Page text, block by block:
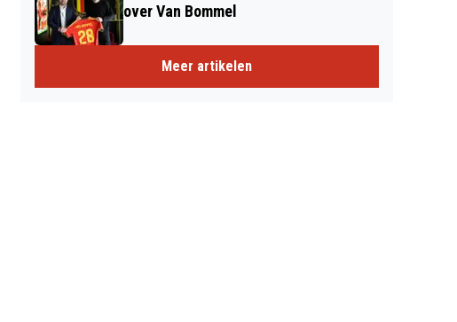
over Van Bommel
Meer artikelen